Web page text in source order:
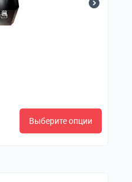
Выберите опции